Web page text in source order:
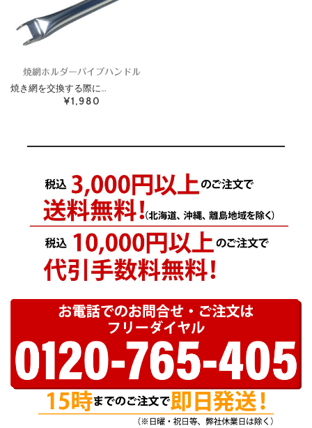
焼網ホルダーパイプハンドル
焼き網を交換する際に…
¥1,980